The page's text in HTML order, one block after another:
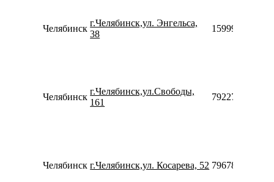
Челябинск
г.Челябинск,ул. Энгельса,
38
159991785079
Челябинск
г.Челябинск,ул.Свободы,
161
79227173790
Челябинск г.Челябинск,ул. Косарева, 52 79678655552